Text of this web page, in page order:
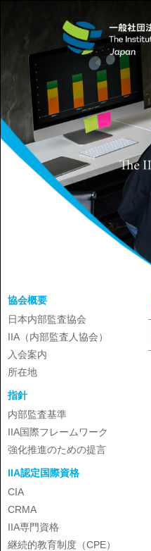
協会概要
日本内部監査協会
IIA（内部監査人協会）
入会案内
所在地
指針
内部監査基準
IIA国際フレームワーク
強化推進のための提言
IIA認定国際資格
CIA
CRMA
IIA専門資格
継続的教育制度（CPE）